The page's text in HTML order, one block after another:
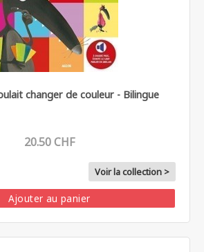
changer de couleur - Bilingue
20.50 CHF
Voir la collection >
Ajouter au panier